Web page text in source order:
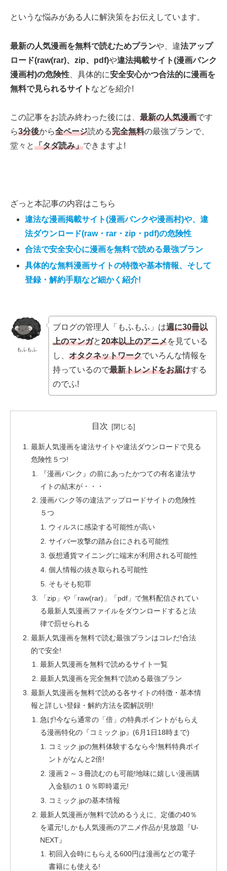
というな悩みがある人に解決策をお伝えしています。
最新の人気漫画を無料で読むためプランや、違法アップ
ロード(raw(rar)、zip、pdf)や違法掲載サイト(漫画バンク
漫画村)の危険性 、具体的に安全安心かつ合法的に漫画を
無料で見られるサイト などを紹介!
この記事をお読み終わった後には、 最新の人気漫画です
ら3分後から全ページ読める完全無料の最強プランで、
堂々と「タダ読み」できますよ!
ざっと本記事の内容はこちら
違法な漫画掲載サイト(漫画バンクや漫画村)や、違
法ダウンロード(raw・rar・zip・pdf)の危険性
合法で安全安心に漫画を無料で読める最強プラン
具体的な無料漫画サイトの特徴や基本情報、そして
登録・解約手順など細かく紹介!
もふもふ
ブログの管理人「もふもふ」は週に30冊以
上のマンガと20本以上のアニメを見ている
し、オタクネットワークでいろんな情報を
持っているので最新トレンドをお届けする
のでふ!
目次
最新人気漫画を違法サイトや違法ダウンロードで見る
危険性５つ!
『漫画バンク』の前にあったかつての有名違法サ
イトの結末が・・・
漫画バンク等の違法アップロードサイトの危険性
５つ
ウィルスに感染する可能性が高い
サイバー攻撃の踏み台にされる可能性
仮想通貨マイニングに端末が利用される可能性
個人情報の抜き取られる可能性
そもそも犯罪
「zip」や「raw(rar)」「pdf」で無料配信されてい
る最新人気漫画ファイルをダウンロードすると法
律で罰せられる
最新人気漫画を無料で読む最強プランはコレだ!合法
的で安全!
最新人気漫画を無料で読めるサイト一覧
最新人気漫画を完全無料で読める最強プラン
最新人気漫画を無料で読める各サイトの特徴・基本情
報と詳しい登録・解約方法を図解説明!
急げ!今なら通常の「倍」の特典ポイントがもらえ
る漫画特化の『コミック.jp』(6月1日18時まで)
コミック.jpの無料体験するなら今!無料特典ポイ
ントがなんと2倍!
漫画２～３冊読むのも可能!地味に嬉しい漫画購
入金額の１０％即時還元!
コミック.jpの基本情報
最新人気漫画が無料で読めるうえに、定価の40％
を還元!しかも人気漫画のアニメ作品が見放題『U-
NEXT』
初回入会時にもらえる600円は漫画などの電子
書籍にも使える!